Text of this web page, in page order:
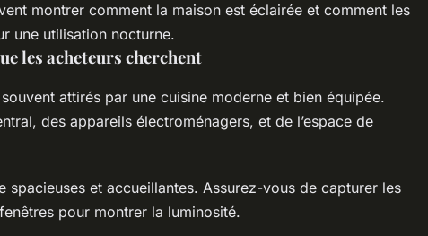
montrer comment la maison est éclairée et comment les
une utilisation nocturne.
les acheteurs cherchent
attirés par une cuisine moderne et bien équipée.
des appareils électroménagers, et de l’espace de
spacieuses et accueillantes. Assurez-vous de capturer les
pour montrer la luminosité.